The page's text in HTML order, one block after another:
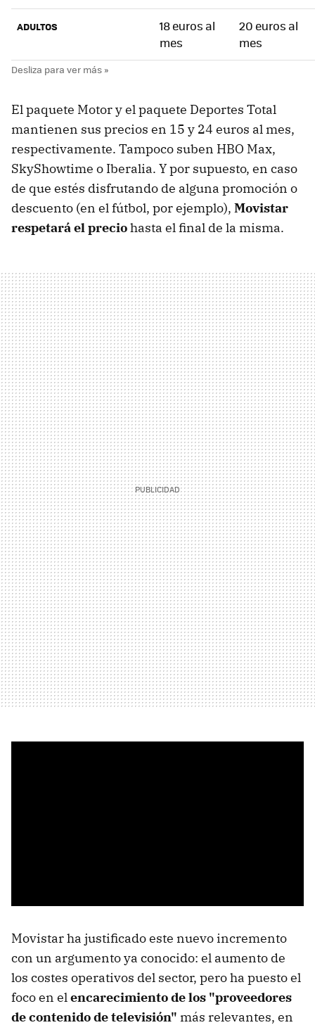
ADULTOS
18 euros al
mes
20 euros al
mes
El paquete Motor y el paquete Deportes Total
mantienen sus precios en 15 y 24 euros al mes,
respectivamente. Tampoco suben HBO Max,
SkyShowtime o Iberalia. Y por supuesto, en caso
de que estés disfrutando de alguna promoción o
descuento (en el fútbol, por ejemplo), Movistar
respetará el preciohasta el final de la misma.
Movistar ha justificado este nuevo incremento
con un argumento ya conocido: el aumento de
los costes operativos del sector, pero ha puesto el
foco en elencarecimiento de los "proveedores
de contenido de televisión" más relevantes, en